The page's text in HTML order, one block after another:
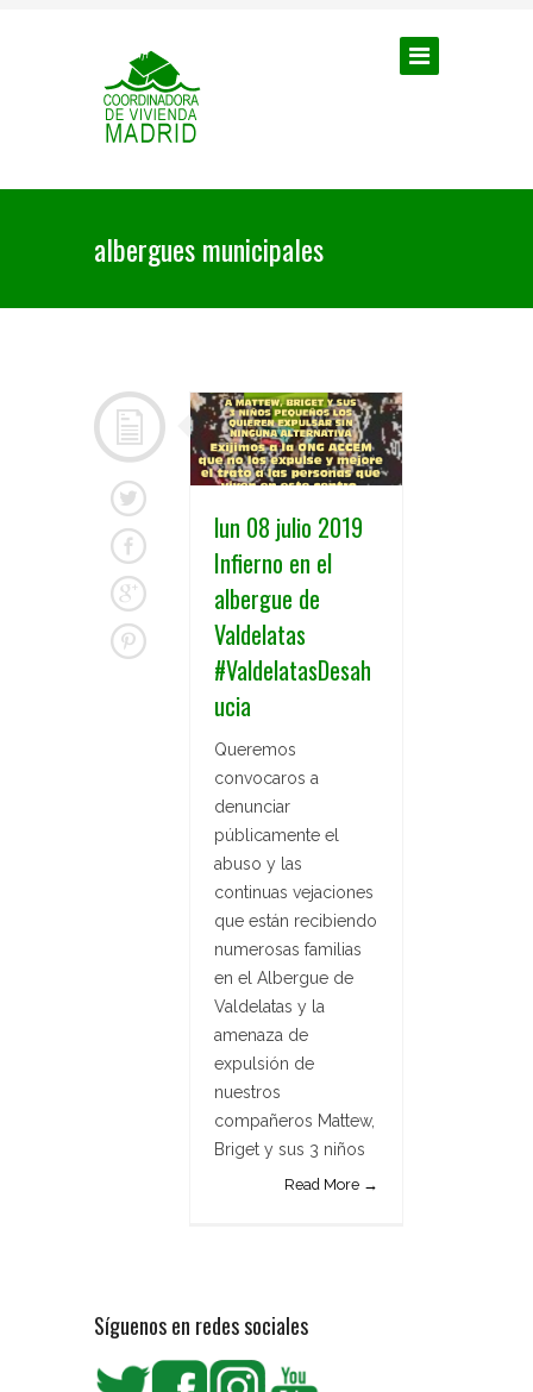
albergues municipales
lun 08 julio 2019
Infierno en el
albergue de
Valdelatas
#ValdelatasDesah
ucia
Queremos
convocaros a
denunciar
públicamente el
abuso y las
continuas vejaciones
que están recibiendo
numerosas familias
en el Albergue de
Valdelatas y la
amenaza de
expulsión de
nuestros
compañeros Mattew,
Briget y sus 3 niños
Read More →
Síguenos en redes sociales